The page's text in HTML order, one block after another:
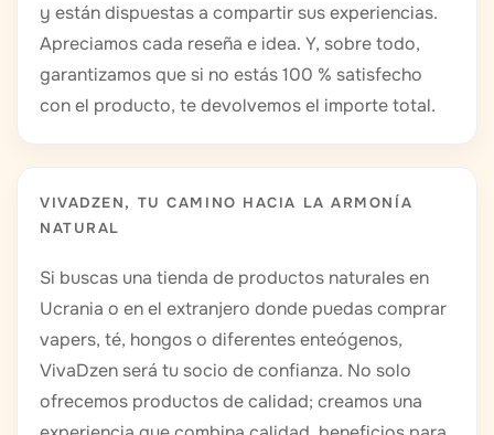
y están dispuestas a compartir sus experiencias.
Apreciamos cada reseña e idea. Y, sobre todo,
garantizamos que si no estás 100 % satisfecho
con el producto, te devolvemos el importe total.
VIVADZEN, TU CAMINO HACIA LA ARMONÍA
NATURAL
Si buscas una tienda de productos naturales en
Ucrania o en el extranjero donde puedas comprar
vapers, té, hongos o diferentes enteógenos,
VivaDzen será tu socio de confianza. No solo
ofrecemos productos de calidad; creamos una